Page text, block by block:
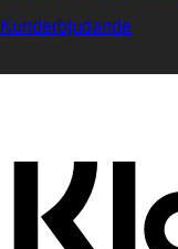
Kunderbjudande